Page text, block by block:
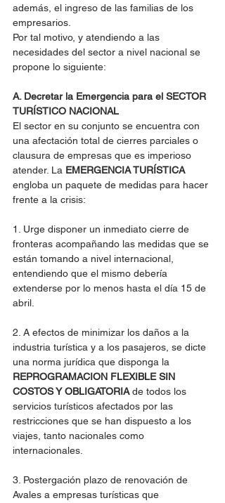
además, el ingreso de las familias de los
empresarios.
Por tal motivo, y atendiendo a las
necesidades del sector a nivel nacional se
propone lo siguiente:
A. Decretar la Emergencia para el SECTOR
TURÍSTICO NACIONAL
El sector en su conjunto se encuentra con
una afectación total de cierres parciales o
clausura de empresas que es imperioso
atender. La EMERGENCIA TURÍSTICA
engloba un paquete de medidas para hacer
frente a la crisis:
1. Urge disponer un inmediato cierre de
fronteras acompañando las medidas que se
están tomando a nivel internacional,
entendiendo que el mismo debería
extenderse por lo menos hasta el día 15 de
abril.
2. A efectos de minimizar los daños a la
industria turística y a los pasajeros, se dicte
una norma jurídica que disponga la
REPROGRAMACION FLEXIBLE SIN
COSTOS Y OBLIGATORIA de todos los
servicios turísticos afectados por las
restricciones que se han dispuesto a los
viajes, tanto nacionales como
internacionales.
3. Postergación plazo de renovación de
Avales a empresas turísticas que